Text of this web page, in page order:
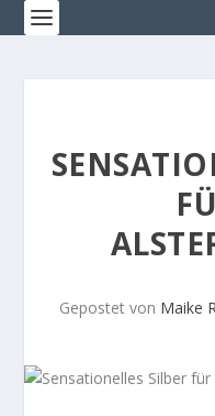
Gepostet von Maike